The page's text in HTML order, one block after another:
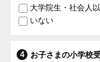
大学院生・社会人
いない
お子さまの小学校